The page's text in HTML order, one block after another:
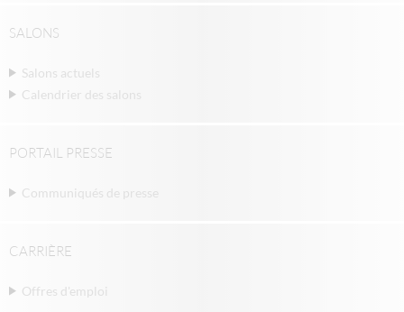
SALONS
Salons actuels
Calendrier des salons
PORTAIL PRESSE
Communiqués de presse
CARRIÈRE
Offres d'emploi